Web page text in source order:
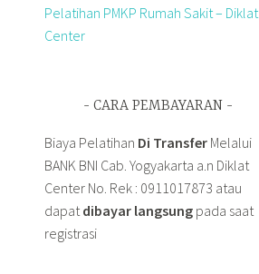
Pelatihan PMKP Rumah Sakit – Diklat
Center
CARA PEMBAYARAN
Biaya Pelatihan Di Transfer Melalui
BANK BNI Cab. Yogyakarta a.n Diklat
Center No. Rek : 0911017873 atau
dapatdibayar langsung pada saat
registrasi